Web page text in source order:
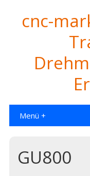
cnc-
Menü +
GU800